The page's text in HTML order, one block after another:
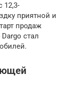
12,3-
приятной и
продаж
стал